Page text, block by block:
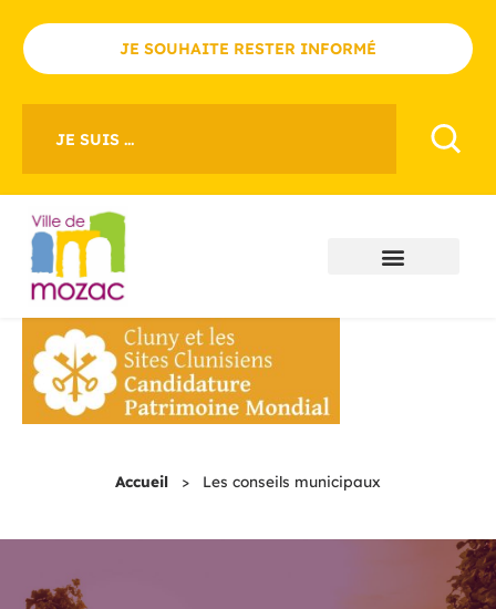
JE SOUHAITE RESTER INFORMÉ
JE SUIS ...
Accueil > Les conseils municipaux